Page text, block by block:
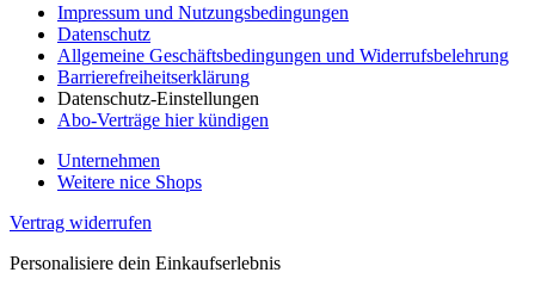
Impressum und Nutzungsbedingungen
Datenschutz
Allgemeine Geschäftsbedingungen und Widerrufsbelehrung
Barrierefreiheitserklärung
Datenschutz-Einstellungen
Abo-Verträge hier kündigen
Unternehmen
Weitere nice Shops
Vertrag widerrufen
Personalisiere dein Einkaufserlebnis